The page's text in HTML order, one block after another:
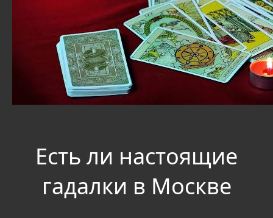
Есть ли настоящие
гадалки в Москве